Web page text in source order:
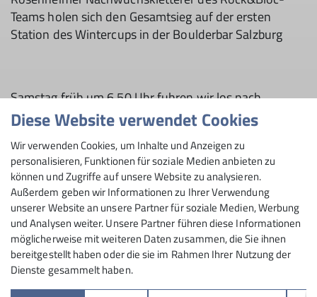
Teams holen sich den Gesamtsieg auf der ersten
Station des Wintercups in der Boulderbar Salzburg
Samstag früh um 6.50 Uhr fuhren wir los nach
Salzburg. 17 hochmotivierte Kinder und Jugendliche
von 5 bis 13 Jahren nahmen an der der ersten Station
des zum zweiten Mal ausgetragenen Wintercups in
Österreich teil. Neu war, dass es eine Hobby- und
Profiklasse (mind. 2mal pro Woche Training) gab und
Jungs und Mädels in einer Mixedgruppe gewertet
wurden. Die Boulder für die insgesamt 120 Teilnehmer
fand ich sehr gut geschraubt - auch für die Kleinen.
Die Größeren hatten durchaus mal Probleme ihre
Gliedmaßen zu verstauen. 2,5 Stunden Zeit standen
zur Verfügung für 15 harte Boulder im offenen Modus
Diese Website verwendet Cookies
Wir verwenden Cookies, um Inhalte und Anzeigen zu
personalisieren, Funktionen für soziale Medien anbieten zu
können und Zugriffe auf unsere Website zu analysieren.
Außerdem geben wir Informationen zu Ihrer Verwendung
unserer Website an unsere Partner für soziale Medien, Werbung
und Analysen weiter. Unsere Partner führen diese Informationen
möglicherweise mit weiteren Daten zusammen, die Sie ihnen
bereitgestellt haben oder die sie im Rahmen Ihrer Nutzung der
Dienste gesammelt haben.